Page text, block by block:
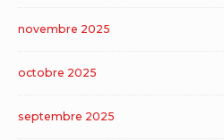
novembre 2025
octobre 2025
septembre 2025